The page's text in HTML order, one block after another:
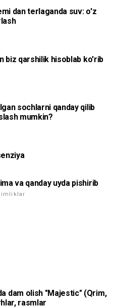
dan terlaganda suv: o'z
biz qarshilik hisoblab ko'rib
sochlarni qanday qilib
mumkin?
va qanday uyda pishirib
dam olish "Majestic" (Qrim,
rasmlar